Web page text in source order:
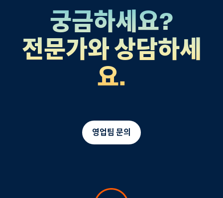
궁금하세요?
전문가와 상담하세
요.
영업팀 문의